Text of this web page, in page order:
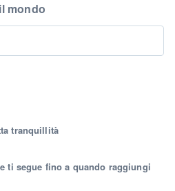
tranquillità
ti segue fino a quando raggiungi
mondo